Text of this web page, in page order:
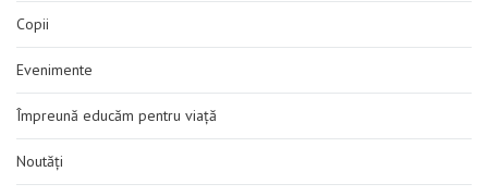
Copii
Evenimente
Împreună educăm pentru viață
Noutăți